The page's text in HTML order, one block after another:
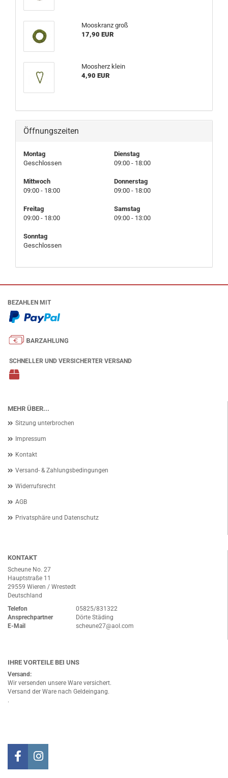
Mooskranz groß
17,90 EUR
Moosherz klein
4,90 EUR
Öffnungszeiten
Montag
Geschlossen
Dienstag
09:00 - 18:00
Mittwoch
09:00 - 18:00
Donnerstag
09:00 - 18:00
Freitag
09:00 - 18:00
Samstag
09:00 - 13:00
Sonntag
Geschlossen
BEZAHLEN MIT
SCHNELLER UND VERSICHERTER VERSAND
MEHR ÜBER...
Sitzung unterbrochen
Impressum
Kontakt
Versand- & Zahlungsbedingungen
Widerrufsrecht
AGB
Privatsphäre und Datenschutz
KONTAKT
Scheune No. 27
Hauptstraße 11
29559 Wieren / Wrestedt
Deutschland
Telefon
05825/831322
Ansprechpartner
Dörte Städing
E-Mail
scheune27@aol.com
IHRE VORTEILE BEI UNS
Versand:
Wir versenden unsere Ware versichert.
Versand der Ware nach Geldeingang.
.